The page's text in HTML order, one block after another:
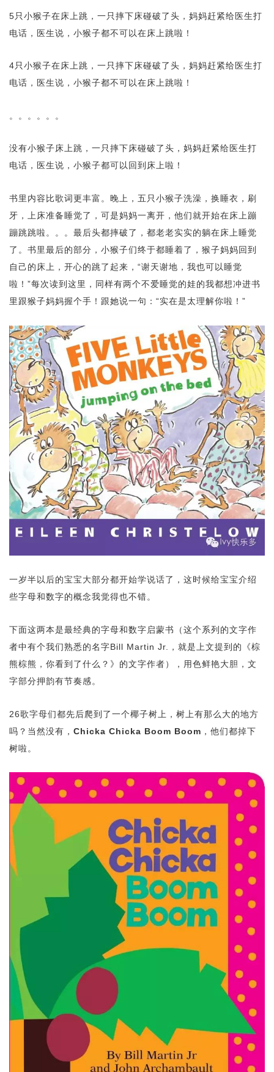
5只小猴子在床上跳，一只摔下床碰破了头，妈妈赶紧给医生打
电话，医生说，小猴子都不可以在床上跳啦！
4只小猴子在床上跳，一只摔下床碰破了头，妈妈赶紧给医生打
电话，医生说，小猴子都不可以在床上跳啦！
。。。。。。
没有小猴子床上跳，一只摔下床碰破了头，妈妈赶紧给医生打
电话，医生说，小猴子都可以回到床上啦！
书里内容比歌词更丰富。晚上，五只小猴子洗澡，换睡衣，刷
牙，上床准备睡觉了，可是妈妈一离开，他们就开始在床上蹦
蹦跳跳啦。。。最后头都摔破了，都老老实实的躺在床上睡觉
了。书里最后的部分，小猴子们终于都睡着了，猴子妈妈回到
自己的床上，开心的跳了起来，“谢天谢地，我也可以睡觉
啦！”每次读到这里，同样有两个不爱睡觉的娃的我都想冲进书
里跟猴子妈妈握个手！跟她说一句：“实在是太理解你啦！”
一岁半以后的宝宝大部分都开始学说话了，这时候给宝宝介绍
些字母和数字的概念我觉得也不错。
下面这两本是最经典的字母和数字启蒙书（这个系列的文字作
者中有个我们熟悉的名字Bill Martin Jr.，就是上文提到的《棕
熊棕熊，你看到了什么？》的文字作者），用色鲜艳大胆，文
字部分押韵有节奏感。
26歌字母们都先后爬到了一个椰子树上，树上有那么大的地方
吗？当然没有， Chicka Chicka Boom Boom ，他们都掉下
树啦。